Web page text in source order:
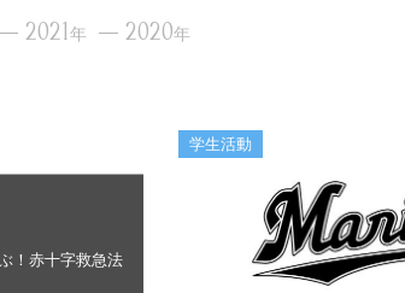
2021年 2020年
！赤十字救急法
学生活動